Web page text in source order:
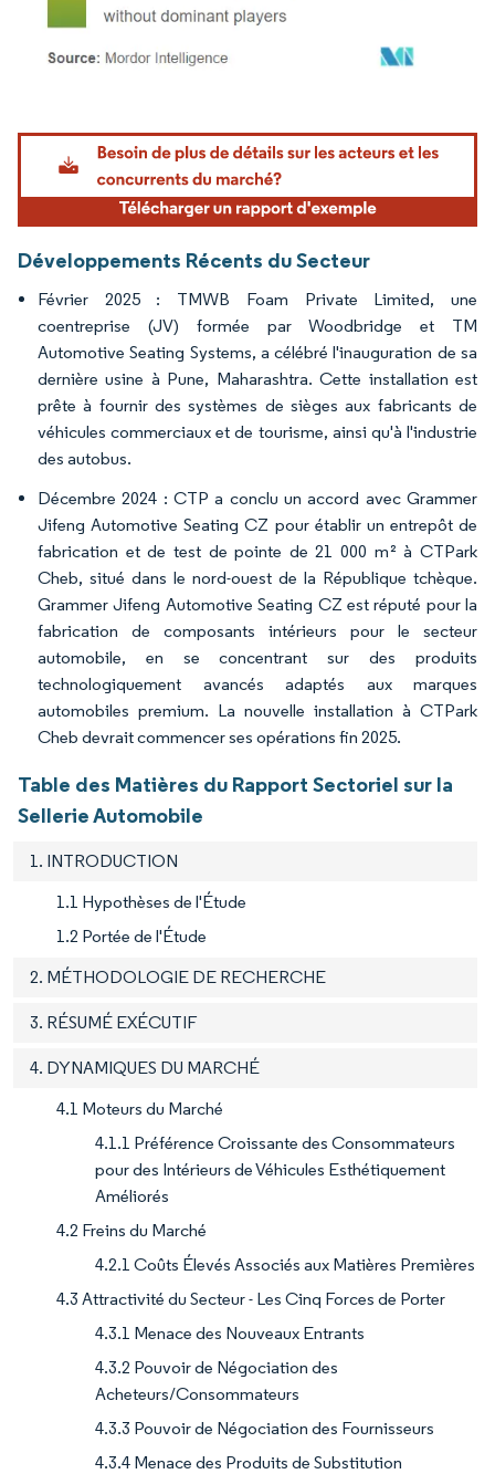
Image © Mordor Intelligence. La réutilisation nécessite une attribution sous CC BY
Développements Récents du Secteur
Février 2025 : TMWB Foam Private Limited, une
coentreprise (JV) formée par Woodbridge et TM
Automotive Seating Systems, a célébré l'inauguration de sa
dernière usine à Pune, Maharashtra. Cette installation est
prête à fournir des systèmes de sièges aux fabricants de
véhicules commerciaux et de tourisme, ainsi qu'à l'industrie
des autobus.
Décembre 2024 : CTP a conclu un accord avec Grammer
Jifeng Automotive Seating CZ pour établir un entrepôt de
fabrication et de test de pointe de 21 000 m² à CTPark
Cheb, situé dans le nord-ouest de la République tchèque.
Grammer Jifeng Automotive Seating CZ est réputé pour la
fabrication de composants intérieurs pour le secteur
automobile, en se concentrant sur des produits
technologiquement avancés adaptés aux marques
automobiles premium. La nouvelle installation à CTPark
Cheb devrait commencer ses opérations fin 2025.
Table des Matières du Rapport Sectoriel sur la
Sellerie Automobile
1. INTRODUCTION
1.1 Hypothèses de l'Étude
1.2 Portée de l'Étude
2. MÉTHODOLOGIE DE RECHERCHE
3. RÉSUMÉ EXÉCUTIF
4. DYNAMIQUES DU MARCHÉ
4.1 Moteurs du Marché
4.1.1 Préférence Croissante des Consommateurs
pour des Intérieurs de Véhicules Esthétiquement
Améliorés
4.2 Freins du Marché
4.2.1 Coûts Élevés Associés aux Matières Premières
4.3 Attractivité du Secteur - Les Cinq Forces de Porter
4.3.1 Menace des Nouveaux Entrants
4.3.2 Pouvoir de Négociation des
Acheteurs/Consommateurs
4.3.3 Pouvoir de Négociation des Fournisseurs
4.3.4 Menace des Produits de Substitution